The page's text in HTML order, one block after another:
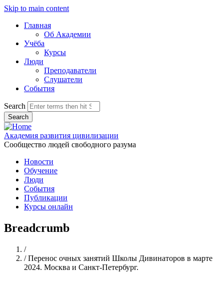
Skip to main content
Главная
Об Академии
Учёба
Курсы
Люди
Преподаватели
Слушатели
События
Search
Академия развития цивилизации
Сообщество людей свободного разума
Новости
Обучение
Люди
События
Публикации
Курсы онлайн
Breadcrumb
/Home
/ Перенос очных занятий Школы Дивинаторов в марте
2024. Москва и Санкт-Петербург.